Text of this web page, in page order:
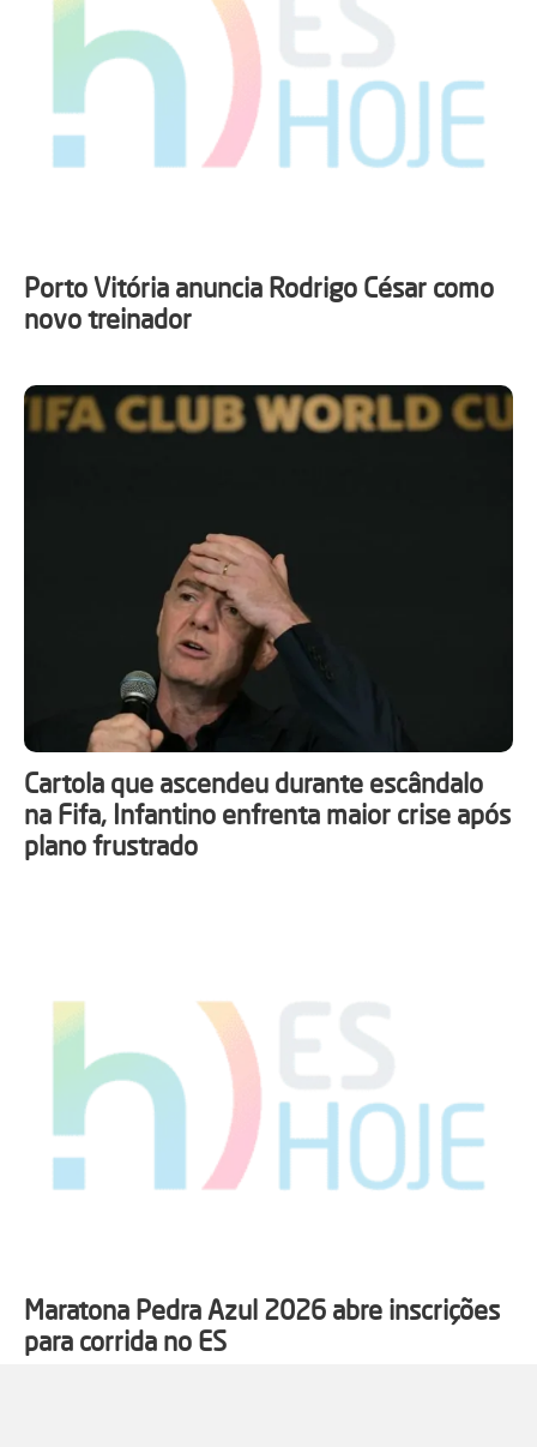
Porto Vitória anuncia Rodrigo César como
novo treinador
Cartola que ascendeu durante escândalo
na Fifa, Infantino enfrenta maior crise após
plano frustrado
Maratona Pedra Azul 2026 abre inscrições
para corrida no ES